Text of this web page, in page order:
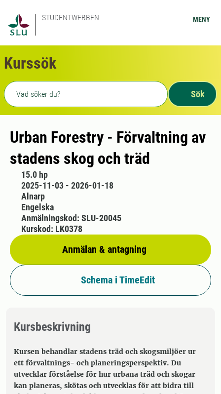
STUDENTWEBBEN MENY
Kurssök
Fritext sökning
Sök
Urban Forestry - Förvaltning av
stadens skog och träd
15.0 hp
2025-11-03 - 2026-01-18
Alnarp
Engelska
Anmälan & antagning
Anmälningskod: SLU-20045
Kurskod: LK0378
Schema i TimeEdit
Kursbeskrivning
Kursen behandlar stadens träd och skogsmiljöer ur
ett förvaltnings- och planeringsperspektiv. Du
utvecklar förståelse för hur urbana träd och skogar
kan planeras, skötas och utvecklas för att bidra till